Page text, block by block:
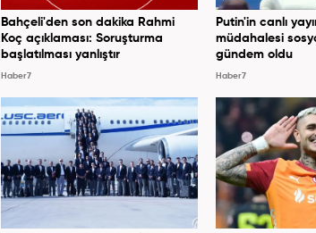
Bahçeli'den son dakika Rahmi
Koç açıklaması: Soruşturma
başlatılması yanlıştır
Haber7
Putin'in canlı
müdahalesi
gündem oldu
Haber7